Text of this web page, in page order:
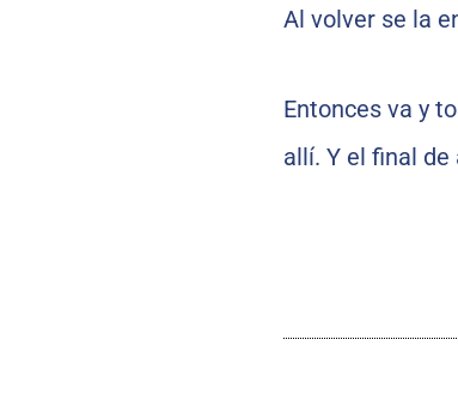
Al volver se la
Entonces va y
allí. Y el final